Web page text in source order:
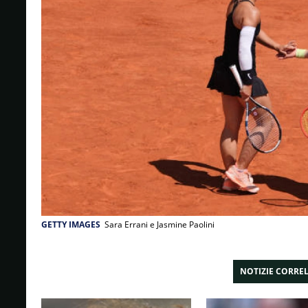
GETTY IMAGES Sara Errani e Jasmine Paolini
NOTIZIE